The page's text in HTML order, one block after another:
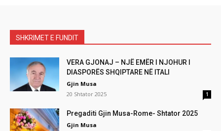
SHKRIMET E FUNDIT
VERA GJONAJ – NJË EMËR I NJOHUR I
DIASPORËS SHQIPTARE NË ITALI
Gjin Musa
20 Shtator 2025
1
Pregaditi Gjin Musa-Rome- Shtator 2025
Gjin Musa